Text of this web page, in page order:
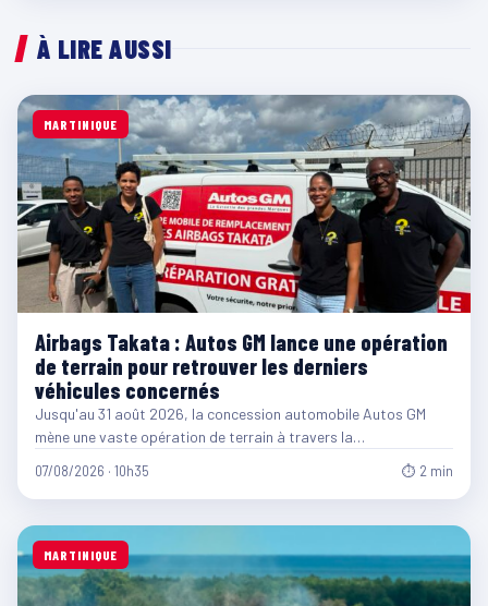
À LIRE AUSSI
MARTINIQUE
Airbags Takata : Autos GM lance une opération
de terrain pour retrouver les derniers
véhicules concernés
Jusqu'au 31 août 2026, la concession automobile Autos GM
mène une vaste opération de terrain à travers la…
07/08/2026 · 10h35 ⏱ 2 min
MARTINIQUE